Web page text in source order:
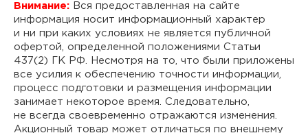
Внимание: Вся предоставленная на сайте
информация носит информационный характер
и ни при каких условиях не является публичной
офертой, определенной положениями Статьи
437(2) ГК РФ. Несмотря на то, что были приложены
все усилия к обеспечению точности информации,
процесс подготовки и размещения информации
занимает некоторое время. Следовательно,
не всегда своевременно отражаются изменения.
Акционный товар может отличаться по внешнему